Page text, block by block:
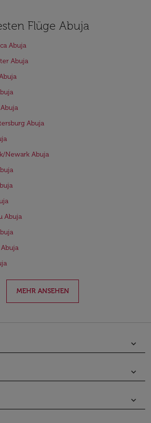
Flüge Abuja
Abuja
Abuja
Abuja
Newark Abuja
Abuja
MEHR ANSEHEN
keyboard_arrow_down
keyboard_arrow_down
keyboard_arrow_down